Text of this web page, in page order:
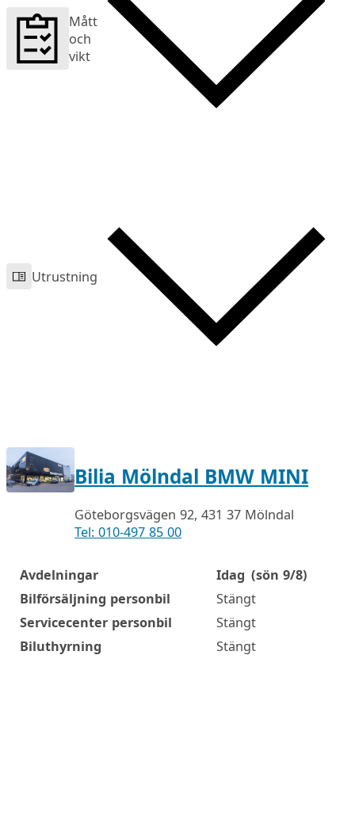
Mått
och
vikt
Utrustning
Bilia Mölndal BMW MINI
Göteborgsvägen 92, 431 37 Mölndal
Tel: 010-497 85 00
Öppettider
Avdelningar Idag (sön 9/8)
Bilförsäljning personbil
Stängt
Servicecenter personbil
Stängt
Biluthyrning
Stängt